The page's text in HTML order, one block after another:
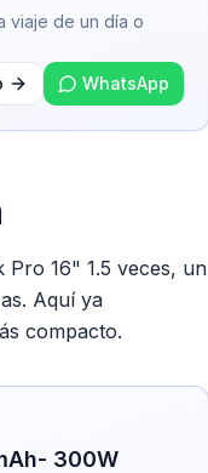
viaje de un día o
WhatsApp
Pro 16" 1.5 veces, un
Aquí ya
compacto.
300W